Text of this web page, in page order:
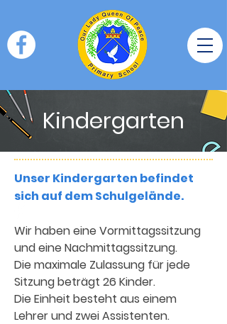
Kindergarten
Unser Kindergarten befindet
sich auf dem Schulgelände.
Wir haben eine Vormittagssitzung
und eine Nachmittagssitzung.
Die maximale Zulassung für jede
Sitzung beträgt 26 Kinder.
Die Einheit besteht aus einem
Lehrer und zwei Assistenten.